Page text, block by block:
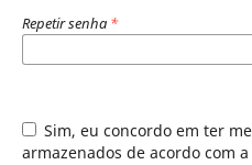
Repetir senha *
Sim, eu concordo em ter meus dados coletados e
armazenados de acordo com a